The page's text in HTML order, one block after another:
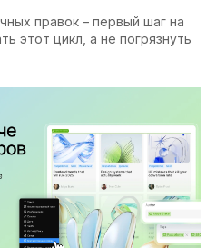
правок – первый шаг на
этот цикл, а не погрязнуть